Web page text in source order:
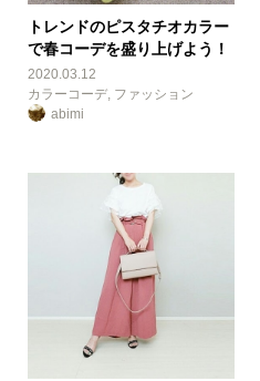
トレンドのピスタチオカラー
で春コーデを盛り上げよう！
2020.03.12
カラーコーデ, ファッション
abimi